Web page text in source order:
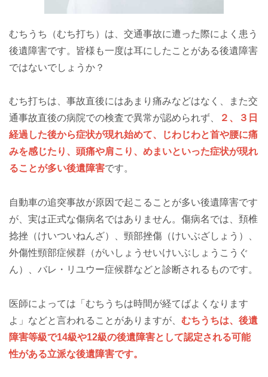
むちうち（むち打ち）は、交通事故に遭った際によく患う
後遺障害です。皆様も一度は耳にしたことがある後遺障害
ではないでしょうか？
むち打ちは、事故直後にはあまり痛みなどはなく、また交
通事故直後の病院での検査で異常が認められず、
２、３日
経過した後から症状が現れ始めて、じわじわと首や腰に痛
みを感じたり、頭痛や肩こり、めまいといった症状が現れ
ることが多い後遺障害です。
自動車の追突事故が原因で起こることが多い後遺障害です
が、実は正式な傷病名ではありません。傷病名では、頚椎
捻挫（けいついねんざ）、頸部挫傷（けいぶざしょう）、
外傷性頸部症候群（がいしょうせいけいぶしょうこうぐ
ん）、バレ・リユウー症候群などと診断されるものです。
医師によっては「むちうちは時間が経てばよくなります
よ」などと言われることがありますが、 むちうちは、後遺
障害等級で14級や12級の後遺障害として認定される可能
性がある立派な後遺障害です。